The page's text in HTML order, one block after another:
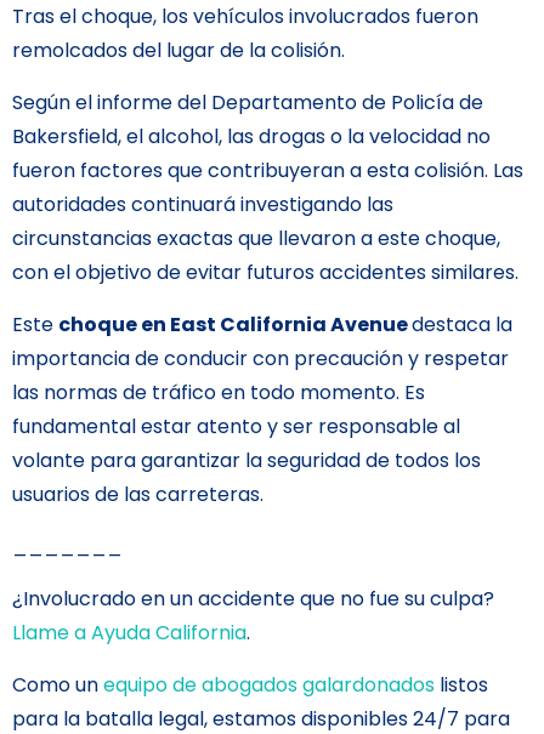
Tras el choque, los vehículos involucrados fueron
remolcados del lugar de la colisión.
Según el informe del Departamento de Policía de
Bakersfield, el alcohol, las drogas o la velocidad no
fueron factores que contribuyeran a esta colisión. Las
autoridades continuará investigando las
circunstancias exactas que llevaron a este choque,
con el objetivo de evitar futuros accidentes similares.
Este choque en East California Avenuedestaca la
importancia de conducir con precaución y respetar
las normas de tráfico en todo momento. Es
fundamental estar atento y ser responsable al
volante para garantizar la seguridad de todos los
usuarios de las carreteras.
¿Involucrado en un accidente que no fue su culpa?
Llame a Ayuda California.
Como unequipo de abogados galardonados listos
para la batalla legal, estamos disponibles 24/7 para